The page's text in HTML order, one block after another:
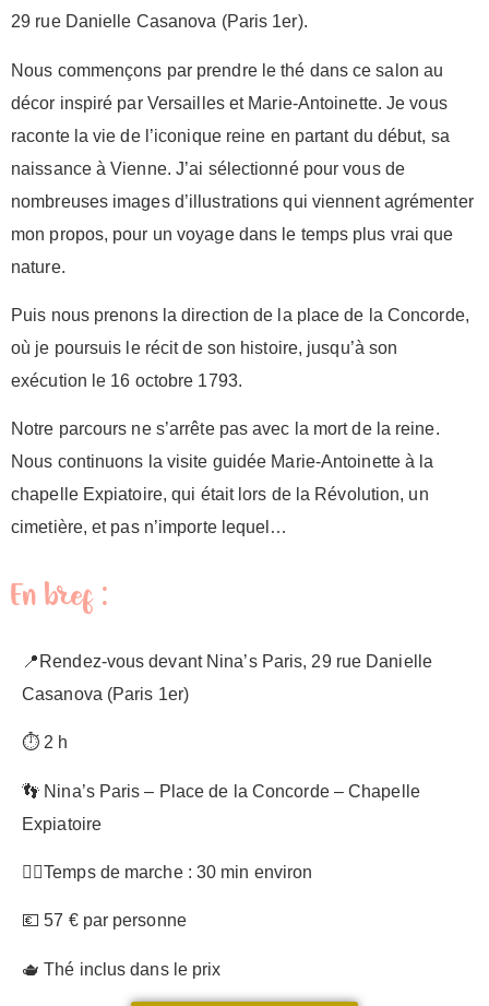
29 rue Danielle Casanova (Paris 1er).
Nous commençons par prendre le thé dans ce salon au
décor inspiré par Versailles et Marie-Antoinette. Je vous
raconte la vie de l’iconique reine en partant du début, sa
naissance à Vienne. J’ai sélectionné pour vous de
nombreuses images d’illustrations qui viennent agrémenter
mon propos, pour un voyage dans le temps plus vrai que
nature.
Puis nous prenons la direction de la place de la Concorde,
où je poursuis le récit de son histoire, jusqu’à son
exécution le 16 octobre 1793.
Notre parcours ne s’arrête pas avec la mort de la reine.
Nous continuons la visite guidée Marie-Antoinette à la
chapelle Expiatoire, qui était lors de la Révolution, un
cimetière, et pas n’importe lequel…
En bref :
📍Rendez-vous devant Nina’s Paris, 29 rue Danielle
Casanova (Paris 1er)
⏱️ 2 h
👣 Nina’s Paris – Place de la Concorde – Chapelle
Expiatoire
🚶‍♀️Temps de marche : 30 min environ
💶 57 € par personne
🫖 Thé inclus dans le prix